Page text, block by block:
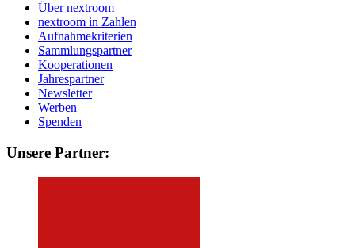
Über nextroom
nextroom in Zahlen
Aufnahmekriterien
Sammlungspartner
Kooperationen
Jahrespartner
Newsletter
Werben
Spenden
Unsere Partner: